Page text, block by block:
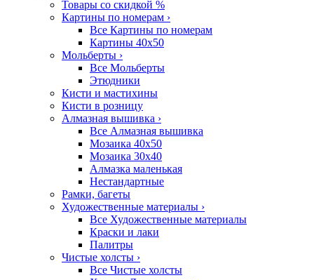
Товары со скидкой %
Картины по номерам ›
Все Картины по номерам
Картины 40x50
Мольберты ›
Все Мольберты
Этюдники
Кисти и мастихины
Кисти в розницу
Алмазная вышивка ›
Все Алмазная вышивка
Мозаика 40x50
Мозаика 30x40
Алмазка маленькая
Нестандартные
Рамки, багеты
Художественные материалы ›
Все Художественные материалы
Краски и лаки
Палитры
Чистые холсты ›
Все Чистые холсты